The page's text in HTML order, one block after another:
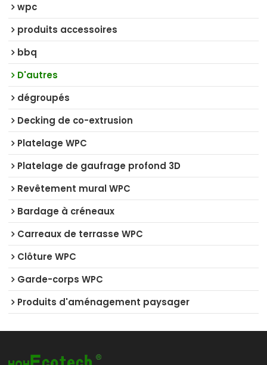
wpc
produits accessoires
bbq
D'autres
dégroupés
Decking de co-extrusion
Platelage WPC
Platelage de gaufrage profond 3D
Revêtement mural WPC
Bardage à créneaux
Carreaux de terrasse WPC
Clôture WPC
Garde-corps WPC
Produits d'aménagement paysager